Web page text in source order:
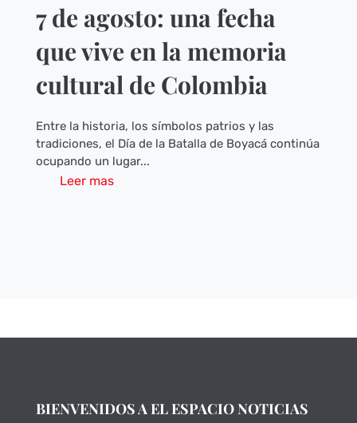
7 de agosto: una fecha
que vive en la memoria
cultural de Colombia
Entre la historia, los símbolos patrios y las
tradiciones, el Día de la Batalla de Boyacá continúa
ocupando un lugar...
Leer mas
BIENVENIDOS A EL ESPACIO NOTICIAS